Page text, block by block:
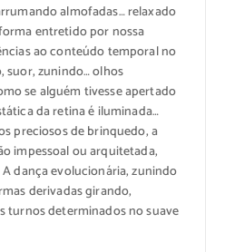
almofadas… relaxado
entretido por nossa
ao conteúdo temporal no
suor, zunindo… olhos
se alguém tivesse apertado
da retina é iluminada…
preciosos de brinquedo, a
impessoal ou arquitetada,
dança evolucionária, zunindo
derivadas girando,
turnos determinados no suave